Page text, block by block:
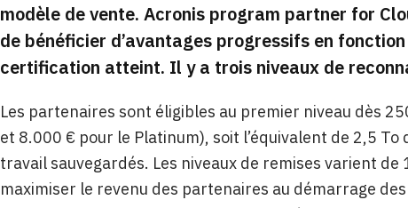
modèle de vente. Acronis program partner for
de bénéficier d’avantages progressifs en
certification atteint. Il y a trois niveaux de
Les partenaires sont éligibles au premier niveau dès
et 8.000 € pour le Platinum), soit l’équivalent de 2,5
travail sauvegardés. Les niveaux de remises varient
maximiser le revenu des partenaires au démarrage